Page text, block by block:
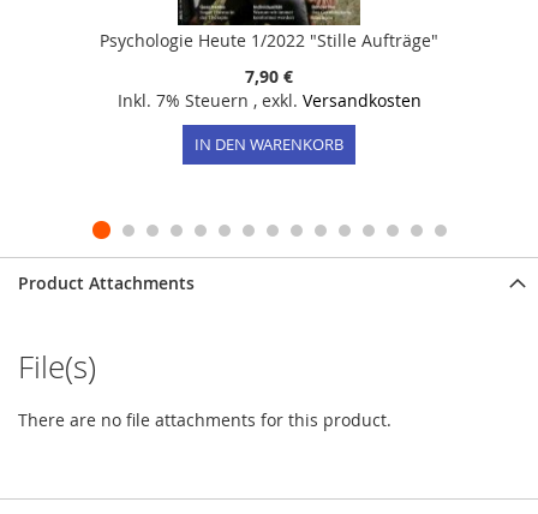
Psychologie Heute 1/2022 "Stille Aufträge"
7,90 €
Inkl. 7% Steuern , exkl. Versandkosten
IN DEN WARENKORB
Product Attachments
File(s)
There are no file attachments for this product.